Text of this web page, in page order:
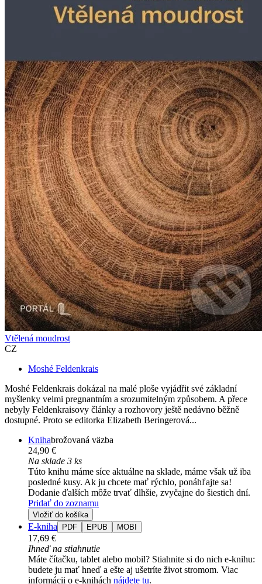
Vtělená moudrost
CZ
Moshé Feldenkrais
Moshé Feldenkrais dokázal na malé ploše vyjádřit své základní
myšlenky velmi pregnantním a srozumitelným způsobem. A přece
nebyly Feldenkraisovy články a rozhovory ještě nedávno běžně
dostupné. Proto se editorka Elizabeth Beringerová...
Knihabrožovaná väzba
24,90 €
Na sklade 3 ks
Túto knihu máme síce aktuálne na sklade, máme však už iba
posledné kusy. Ak ju chcete mať rýchlo, ponáhľajte sa!
Dodanie ďalších môže trvať dlhšie, zvyčajne do šiestich dní.
Pridať do zoznamu
Vložiť do košíka
E-kniha PDF EPUB MOBI
17,69 €
Ihneď na stiahnutie
Máte čítačku, tablet alebo mobil? Stiahnite si do nich e-knihu:
budete ju mať hneď a ešte aj ušetríte život stromom. Viac
informácii o e-knihách nájdete tu.